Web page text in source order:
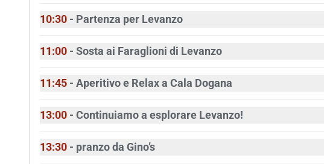
10:30 - Partenza per Levanzo
11:00 - Sosta ai Faraglioni di Levanzo
11:45 - Aperitivo e Relax a Cala Dogana
13:00 - Continuiamo a esplorare Levanzo!
13:30 - pranzo da Gino’s